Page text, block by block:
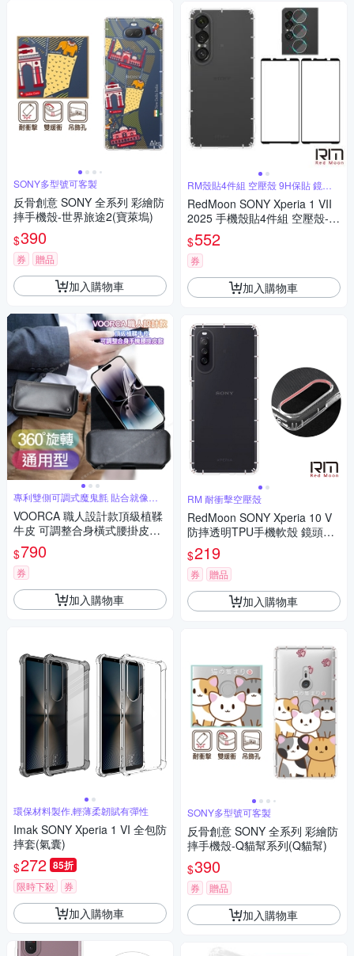
SONY多型號可客製
反骨創意 SONY 全系列 彩繪防
摔手機殼-世界旅途2(寶萊塢)
$390
券 贈品
加入購物車
專利雙側可調式魔鬼氈 貼合就像訂
做
VOORCA 職人設計款頂級植鞣
牛皮 可調整合身橫式腰掛皮套f
or SONY Xperia 1 IV/ 1 III / 1 II
$790
券
加入購物車
環保材料製作,輕薄柔韌賦有彈性
Imak SONY Xperia 1 VI 全包防
摔套(氣囊)
$272 85折
限時下殺 券
加入購物車
RM殼貼4件組 空壓殼 9H保貼 鏡頭
RedMoon SONY Xperia 1 VII
2025 手機殼貼4件組 空壓殼-9
H玻璃保貼2入+厚版鏡頭貼
$552
券
加入購物車
RM 耐衝擊空壓殼
RedMoon SONY Xperia 10 V
防摔透明TPU手機軟殼 鏡頭孔
增高版
$219
券 贈品
加入購物車
SONY多型號可客製
反骨創意 SONY 全系列 彩繪防
摔手機殼-Q貓幫系列(Q貓幫)
$390
券 贈品
加入購物車